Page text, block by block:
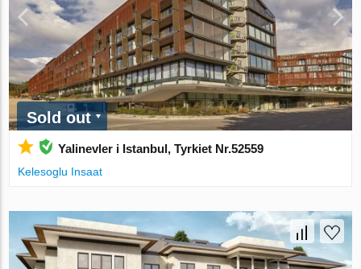
Sold out
Yalinevler i Istanbul, Tyrkiet Nr.52559
Kelesoglu Insaat